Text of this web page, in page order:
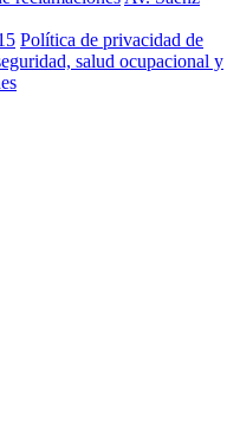
Política de privacidad de
salud ocupacional y